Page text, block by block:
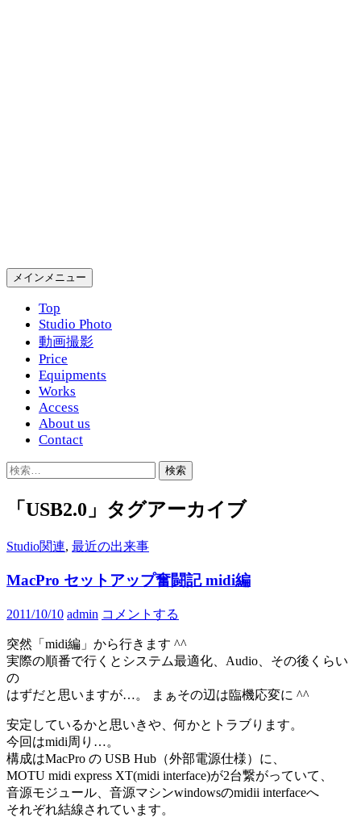
検
索
メインメニュー
Top
Studio Photo
動画撮影
Price
Equipments
Works
Access
About us
Contact
検
「USB2.0」タグアーカイブ
Studio関連, 最近の出来事
MacPro セットアップ奮闘記 midi編
2011/10/10 admin コメントする
突然「midi編」から行きます ^^
実際の順番で行くとシステム最適化、Audio、その後くらい
の
はずだと思いますが…。 まぁその辺は臨機応変に ^^
安定しているかと思いきや、何かとトラブります。
今回はmidi周り…。
構成はMacPro の USB Hub（外部電源仕様）に、
MOTU midi express XT(midi interface)が2台繋がっていて、
音源モジュール、音源マシンwindowsのmidii interfaceへ
それぞれ結線されています。